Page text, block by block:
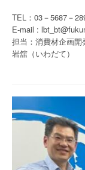
TEL：03－5687－
E-mail :
担当：消費材企画開
岩舘（いわだて）